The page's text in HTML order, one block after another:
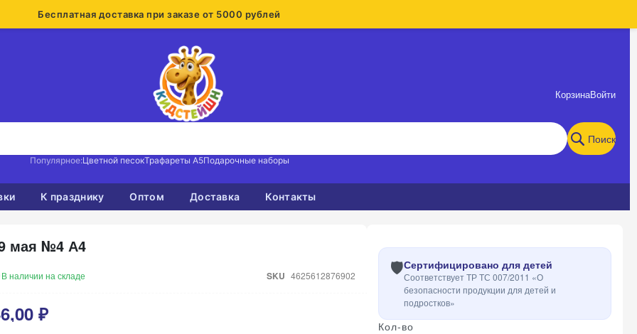
Бесплатная доставка при заказе от 5000 рублей
Популярное:Цветной песокТрафареты А5Подарочные наборы
Поиск
КорзинаВойти
К празднику Оптом Доставка Контакты
мая №4 А4
В наличии на складе SKU 4625612876902
₽
🛡️Сертифицировано для детей
Соответствует ТР ТС 007/2011 «О
безопасности продукции для детей и
подростков»
Кол-во